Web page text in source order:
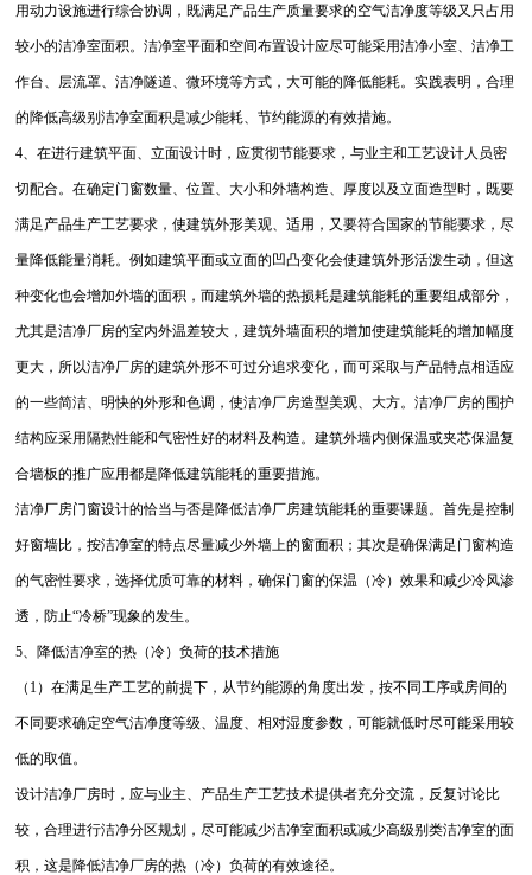
用动力设施进行综合协调，既满足产品生产质量要求的空气洁净度等级又只占用
较小的洁净室面积。洁净室平面和空间布置设计应尽可能采用洁净小室、洁净工
作台、层流罩、洁净隧道、微环境等方式，大可能的降低能耗。实践表明，合理
的降低高级别洁净室面积是减少能耗、节约能源的有效措施。
4、在进行建筑平面、立面设计时，应贯彻节能要求，与业主和工艺设计人员密
切配合。在确定门窗数量、位置、大小和外墙构造、厚度以及立面造型时，既要
满足产品生产工艺要求，使建筑外形美观、适用，又要符合国家的节能要求，尽
量降低能量消耗。例如建筑平面或立面的凹凸变化会使建筑外形活泼生动，但这
种变化也会增加外墙的面积，而建筑外墙的热损耗是建筑能耗的重要组成部分，
尤其是洁净厂房的室内外温差较大，建筑外墙面积的增加使建筑能耗的增加幅度
更大，所以洁净厂房的建筑外形不可过分追求变化，而可采取与产品特点相适应
的一些简洁、明快的外形和色调，使洁净厂房造型美观、大方。洁净厂房的围护
结构应采用隔热性能和气密性好的材料及构造。建筑外墙内侧保温或夹芯保温复
合墙板的推广应用都是降低建筑能耗的重要措施。
洁净厂房门窗设计的恰当与否是降低洁净厂房建筑能耗的重要课题。首先是控制
好窗墙比，按洁净室的特点尽量减少外墙上的窗面积；其次是确保满足门窗构造
的气密性要求，选择优质可靠的材料，确保门窗的保温（冷）效果和减少冷风渗
透，防止“冷桥”现象的发生。
5、降低洁净室的热（冷）负荷的技术措施
（1）在满足生产工艺的前提下，从节约能源的角度出发，按不同工序或房间的
不同要求确定空气洁净度等级、温度、相对湿度参数，可能就低时尽可能采用较
低的取值。
设计洁净厂房时，应与业主、产品生产工艺技术提供者充分交流，反复讨论比
较，合理进行洁净分区规划，尽可能减少洁净室面积或减少高级别类洁净室的面
积，这是降低洁净厂房的热（冷）负荷的有效途径。